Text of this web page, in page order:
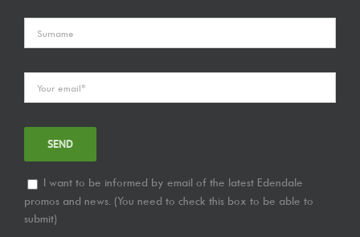
I want to be informed by email of the latest Edendale
promos and news. (You need to check this box to be able to
submit)